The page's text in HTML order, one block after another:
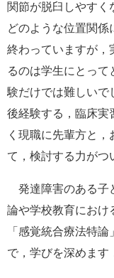
関節が脱臼しやすく
どのような位置関係
終わっていますが，
るのは学生にとって
験だけでは難しいで
後経験する，臨床実
く現職に先輩方と
て，検討する力がつ
発達障害のある子
論や学校教育におけ
「感覚統合療法特
で，学びを深めます